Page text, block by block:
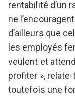
rentabilité d’un
ne
d’ailleurs que
les employés
veulent et
profiter »,
toutefois une